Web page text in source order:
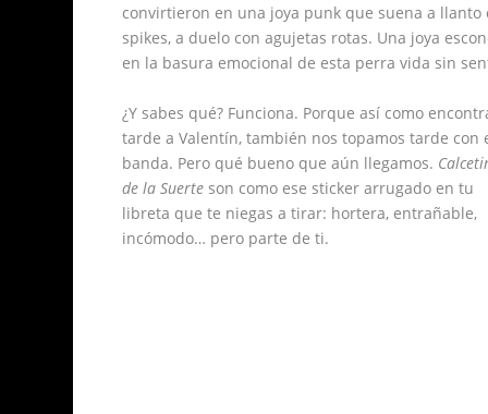
convirtieron en una joya punk que suena a llanto
spikes, a duelo con agujetas rotas. Una joya
en la basura emocional de esta perra vida sin
¿Y sabes qué? Funciona. Porque así como
tarde a Valentín, también nos topamos tarde con
banda. Pero qué bueno que aún llegamos.
de la Suerteson como ese sticker arrugado en tu
libreta que te niegas a tirar: hortera, entrañable,
incómodo… pero parte de ti.